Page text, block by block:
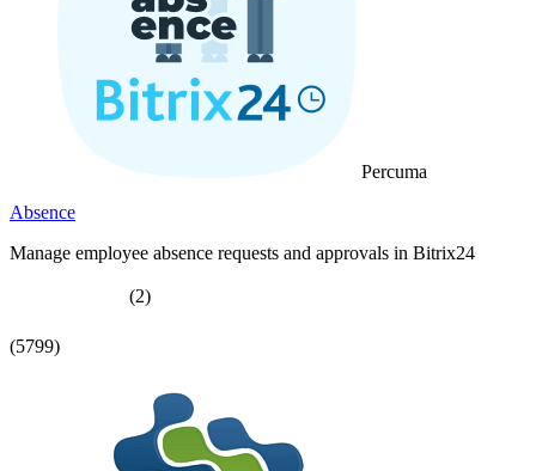
Percuma
Absence
Manage employee absence requests and approvals in Bitrix24
(2)
(5799)